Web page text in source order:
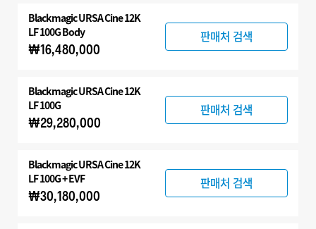
Blackmagic URSA Cine
액세서리
BlackmagicURSA Cine 12K
LF 100G Body
₩16,480,000
판매처 검색
BlackmagicURSA Cine 12K
LF 100G
₩29,280,000
판매처 검색
BlackmagicURSA Cine 12K
LF 100G + EVF
₩30,180,000
판매처 검색